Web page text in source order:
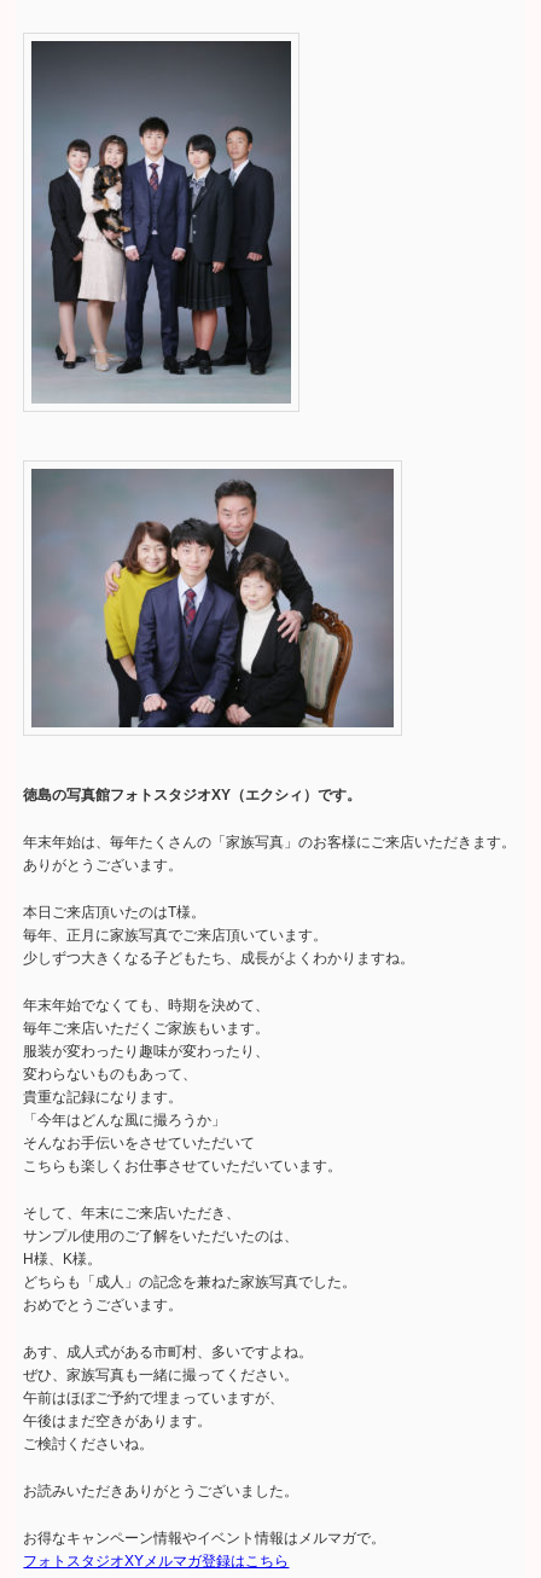
徳島の写真館フォトスタジオXY（エクシィ）です。
年末年始は、毎年たくさんの「家族写真」のお客様にご来店いただきます。
ありがとうございます。
本日ご来店頂いたのはT様。
毎年、正月に家族写真でご来店頂いています。
少しずつ大きくなる子どもたち、成長がよくわかりますね。
年末年始でなくても、時期を決めて、
毎年ご来店いただくご家族もいます。
服装が変わったり趣味が変わったり、
変わらないものもあって、
貴重な記録になります。
「今年はどんな風に撮ろうか」
そんなお手伝いをさせていただいて
こちらも楽しくお仕事させていただいています。
そして、年末にご来店いただき、
サンプル使用のご了解をいただいたのは、
H様、K様。
どちらも「成人」の記念を兼ねた家族写真でした。
おめでとうございます。
あす、成人式がある市町村、多いですよね。
ぜひ、家族写真も一緒に撮ってください。
午前はほぼご予約で埋まっていますが、
午後はまだ空きがあります。
ご検討くださいね。
お読みいただきありがとうございました。
お得なキャンペーン情報やイベント情報はメルマガで。
フォトスタジオXYメルマガ登録はこちら